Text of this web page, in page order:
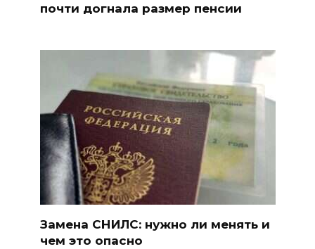
почти догнала размер пенсии
Замена СНИЛС: нужно ли менять и
чем это опасно